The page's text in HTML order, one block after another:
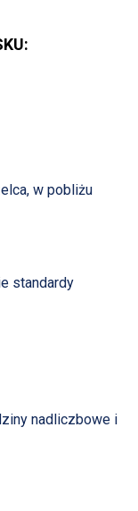
:
w pobliżu
standardy
nadliczbowe i